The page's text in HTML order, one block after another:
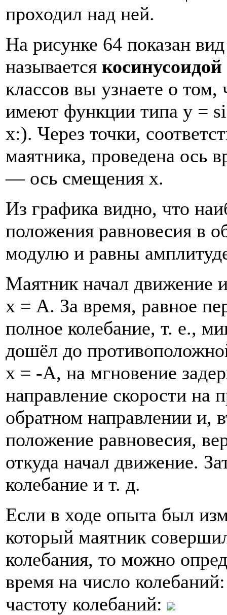
проходил над ней.
На рисунке 64 показан
называется косинусоидой
классов вы узнаете о
имеют функции типа у =
х:). Через точки,
маятника, проведена ось
— ось смещения х.
Из графика видно, что
положения равновесия в
модулю и равны
Маятник начал движение
х = А. За время, равное
полное колебание, т. е.,
дошёл до
х = -А, на мгновение
направление скорости на
обратном направлении и,
положение равновесия,
откуда начал движение.
колебание и т. д.
Если в ходе опыта был
который маятник
колебания, то можно
время на число
частоту колебаний: